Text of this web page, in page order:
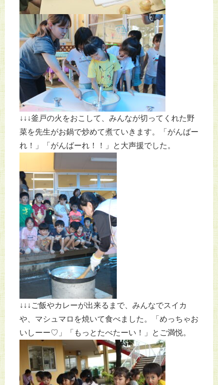
↓↓↓釜戸の火をおこして、みんなが切ってくれた野
菜を先生がお鍋で炒めて煮ていきます。「がんばー
れ！」「がんばーれ！！」と大声援でした。
↓↓↓ご飯やカレーが出来るまで、みんなでスイカ
や、マシュマロを焼いて食べました。「めっちゃお
いしーー♡」「もっとたべたーい！」とご満悦。